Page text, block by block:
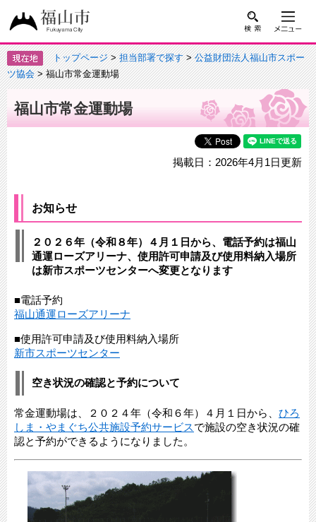
トップページ>担当部署で探す>公益財団法人福山市スポー
ツ協会> 福山市常金運動場
福山市常金運動場
掲載日：2026年4月1日更新
お知らせ
２０２６年（令和８年）４月１日から、電話予約は福山
通運ローズアリーナ、使用許可申請及び使用料納入場所
は新市スポーツセンターへ変更となります
■電話予約
福山通運ローズアリーナ
■使用許可申請及び使用料納入場所
新市スポーツセンター
空き状況の確認と予約について
常金運動場は、２０２４年（令和６年）４月１日から、 ひろ
しま・やまぐち公共施設予約サービスで施設の空き状況の確
認と予約ができるようになりました。